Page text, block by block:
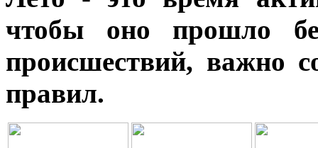
чтобы оно прошло
происшествий, важно
правил.